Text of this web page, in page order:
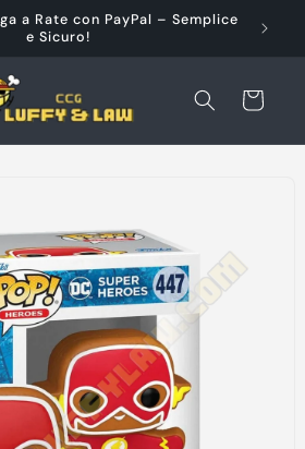
a Rate con PayPal – Semplice
e Sicuro!
Carrello